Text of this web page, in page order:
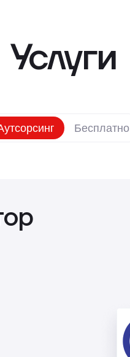
Услуги
Бесплатно